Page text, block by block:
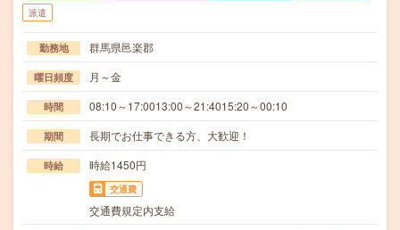
派遣
勤務地 群馬県邑楽郡
曜日頻度 月～金
時間 08:10～17:0013:00～21:4015:20～00:10
期間 長期でお仕事できる方、大歓迎！
時給 時給1450円
交通費
交通費規定内支給